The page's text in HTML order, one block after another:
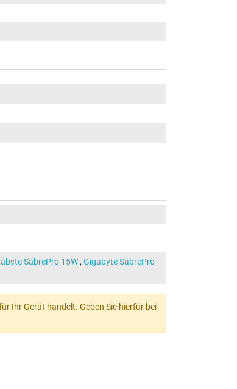
SabrePro 15W, Gigabyte SabrePro
Ihr Gerät handelt. Geben Sie hierfür bei